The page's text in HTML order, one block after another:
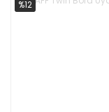
%12